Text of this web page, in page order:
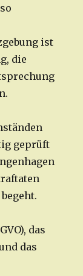
ist
die
geprüft
das
das